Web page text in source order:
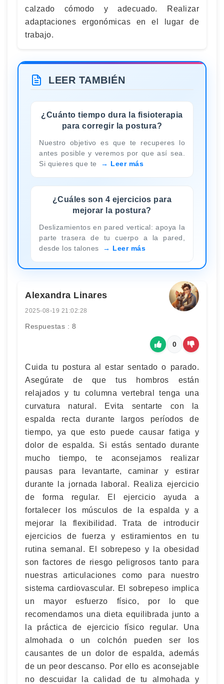
calzado cómodo y adecuado. Realizar
adaptaciones ergonómicas en el lugar de
trabajo.
LEER TAMBIÉN
¿Cuánto tiempo dura la fisioterapia
para corregir la postura?
Nuestro objetivo es que te recuperes lo
antes posible y veremos por que así sea.
Si quieres que te
Leer más
¿Cuáles son 4 ejercicios para
mejorar la postura?
Deslizamientos en pared vertical: apoya la
parte trasera de tu cuerpo a la pared,
desde los talones
Leer más
Alexandra Linares
2025-08-19 21:02:28
Respuestas : 8
0
Cuida tu postura al estar sentado o parado.
Asegúrate de que tus hombros están
relajados y tu columna vertebral tenga una
curvatura natural. Evita sentarte con la
espalda recta durante largos períodos de
tiempo, ya que esto puede causar fatiga y
dolor de espalda. Si estás sentado durante
mucho tiempo, te aconsejamos realizar
pausas para levantarte, caminar y estirar
durante la jornada laboral. Realiza ejercicio
de forma regular. El ejercicio ayuda a
fortalecer los músculos de la espalda y a
mejorar la flexibilidad. Trata de introducir
ejercicios de fuerza y estiramientos en tu
rutina semanal. El sobrepeso y la obesidad
son factores de riesgo peligrosos tanto para
nuestras articulaciones como para nuestro
sistema cardiovascular. El sobrepeso implica
un mayor esfuerzo físico, por lo que
recomendamos una dieta equilibrada junto a
la práctica de ejercicio físico regular. Una
almohada o un colchón pueden ser los
causantes de un dolor de espalda, además
de un peor descanso. Por ello es aconsejable
no descuidar la calidad de tu almohada y